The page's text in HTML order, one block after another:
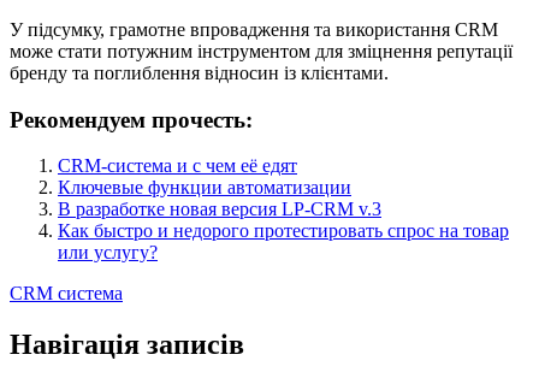
У підсумку, грамотне впровадження та використання CRM
може стати потужним інструментом для зміцнення репутації
бренду та поглиблення відносин із клієнтами.
Рекомендуем прочесть:
CRM-система и с чем её едят
Ключевые функции автоматизации
В разработке новая версия LP-CRM v.3
Как быстро и недорого протестировать спрос на товар
или услугу?
CRM система
Навігація записів